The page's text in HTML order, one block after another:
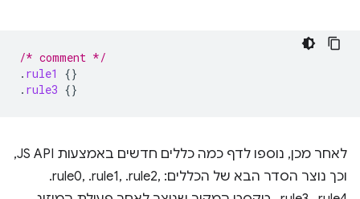
/* comment */
. rule1
{}
. rule3 {}
לאחר מכן, נוספו לדף כמה כללים חדשים באמצעות JS API,
וכך נוצר הסדר הבא של הכללים: ‎.rule0, ‎.rule1, ‎.rule2,